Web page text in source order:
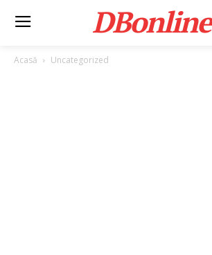
DBonline
Acasă Uncategorized